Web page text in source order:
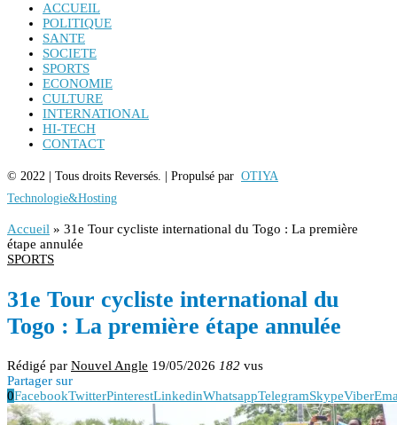
ACCUEIL
POLITIQUE
SANTE
SOCIETE
SPORTS
ECONOMIE
CULTURE
INTERNATIONAL
HI-TECH
CONTACT
© 2022 | Tous droits Reversés. | Propulsé par OTIYA
Technologie&Hosting
Accueil » 31e Tour cycliste international du Togo : La première
étape annulée
SPORTS
31e Tour cycliste international du
Togo : La première étape annulée
Rédigé par Nouvel Angle 19/05/2026 182 vus
Partager sur
0FacebookTwitterPinterestLinkedinWhatsappTelegramSkypeViber